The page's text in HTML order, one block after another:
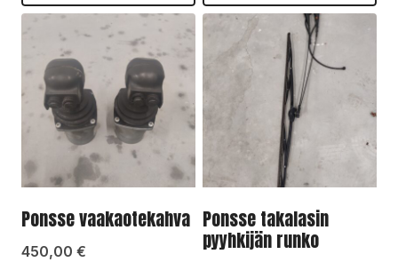
Ponsse vaakaotekahva
450,00 €
Ponsse takalasin
pyyhkijän runko